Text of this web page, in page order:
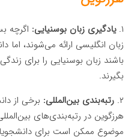
۱. یادگیری زبان بوسنیایی: اگرچه
زبان انگلیسی ارائه می‌شوند،
باشند زبان بوسنیایی را برای
بگیرند.
۲. رتبه‌بندی بین‌المللی: برخی از
هرزگوین در رتبه‌بندی‌های
موضوع ممکن است برای